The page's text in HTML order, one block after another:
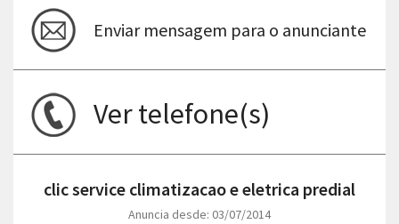
Enviar mensagem para o anunciante
Ver telefone(s)
clic service climatizacao e eletrica predial
Anuncia desde: 03/07/2014